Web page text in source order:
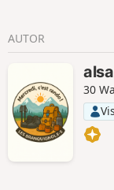
AUTOR
30